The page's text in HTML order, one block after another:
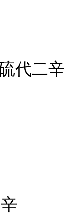
代二辛